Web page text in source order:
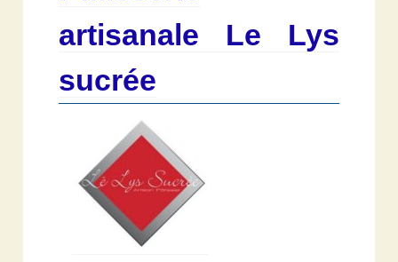
artisanale Le Lys
sucrée